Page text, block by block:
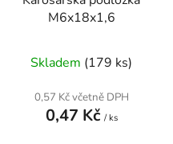
M6x18x1,6
Skladem (179 ks)
0,57 Kč včetně DPH
0,47 Kč / ks